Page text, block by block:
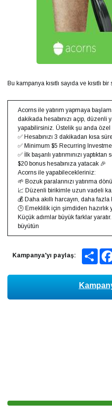
Bu kampanya kısıtlı sayıda ve kısıtlı
Acorns ile yatırım yapmaya
dakikada hesabınızı açıp, düzenli
yapabilirsiniz. Üstelik şu anda özel
✅ Hesabınızı 3 dakikadan kısa
✅ Minimum $5 Recurring
✅ İlk başarılı yatırımınızı
$20 bonus hesabınıza yatacak 🎉
Acorns ile yapabilecekleriniz:
🌱 Bozuk paralarınızı yatırıma
📈 Düzenli birikimle uzun vadeli
💰 Daha akıllı harcayın, daha fazla
🕒 Emeklilik için şimdiden hazırlık
Küçük adımlar büyük farklar
büyütün
Kampanya'yı paylaş: